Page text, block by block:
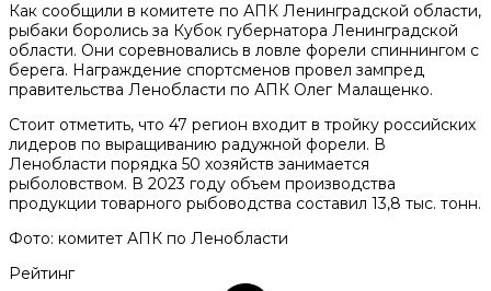
Как сообщили в комитете по АПК Ленинградской области,
рыбаки боролись за Кубок губернатора Ленинградской
области. Они соревновались в ловле форели спиннингом с
берега. Награждение спортсменов провел зампред
правительства Ленобласти по АПК Олег Малащенко.
Стоит отметить, что 47 регион входит в тройку российских
лидеров по выращиванию радужной форели. В
Ленобласти порядка 50 хозяйств занимается
рыболовством. В 2023 году объем производства
продукции товарного рыбоводства составил 13,8 тыс. тонн.
Фото: комитет АПК по Ленобласти
Рейтинг